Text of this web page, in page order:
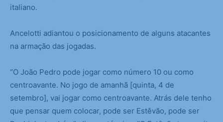
italiano.
Ancelotti adiantou o posicionamento de alguns atacantes
na armação das jogadas.
“O João Pedro pode jogar como número 10 ou como
centroavante. No jogo de amanhã [quinta, 4 de
setembro], vai jogar como centroavante. Atrás dele tenho
que pensar quem colocar, pode ser Estêvão, pode ser